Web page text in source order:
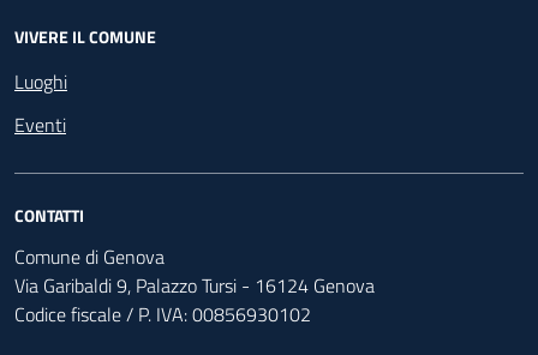
VIVERE IL COMUNE
Luoghi
Eventi
CONTATTI
Comune di Genova
Via Garibaldi 9, Palazzo Tursi - 16124 Genova
Codice fiscale / P. IVA: 00856930102